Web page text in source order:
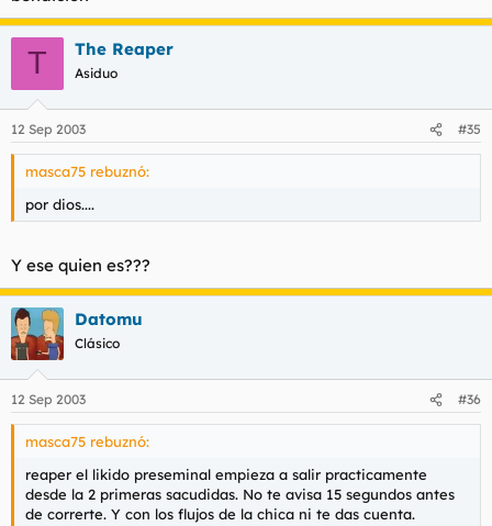
T The Reaper
Asiduo
12 Sep 2003 #35
masca75 rebuznó:
por dios....
Y ese quien es???
Datomu
Clásico
12 Sep 2003 #36
masca75 rebuznó:
reaper el likido preseminal empieza a salir practicamente
desde la 2 primeras sacudidas. No te avisa 15 segundos antes
de correrte. Y con los flujos de la chica ni te das cuenta.